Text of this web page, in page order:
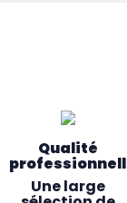
Qualité
professionnelle
Une large